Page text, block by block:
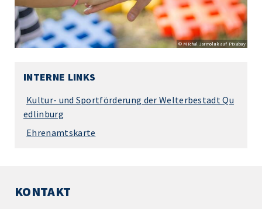
© Michal Jarmoluk auf Pixabay
INTERNE LINKS
Kultur- und Sportförderung der Welterbestadt Qu
edlinburg
Ehrenamtskarte
KONTAKT